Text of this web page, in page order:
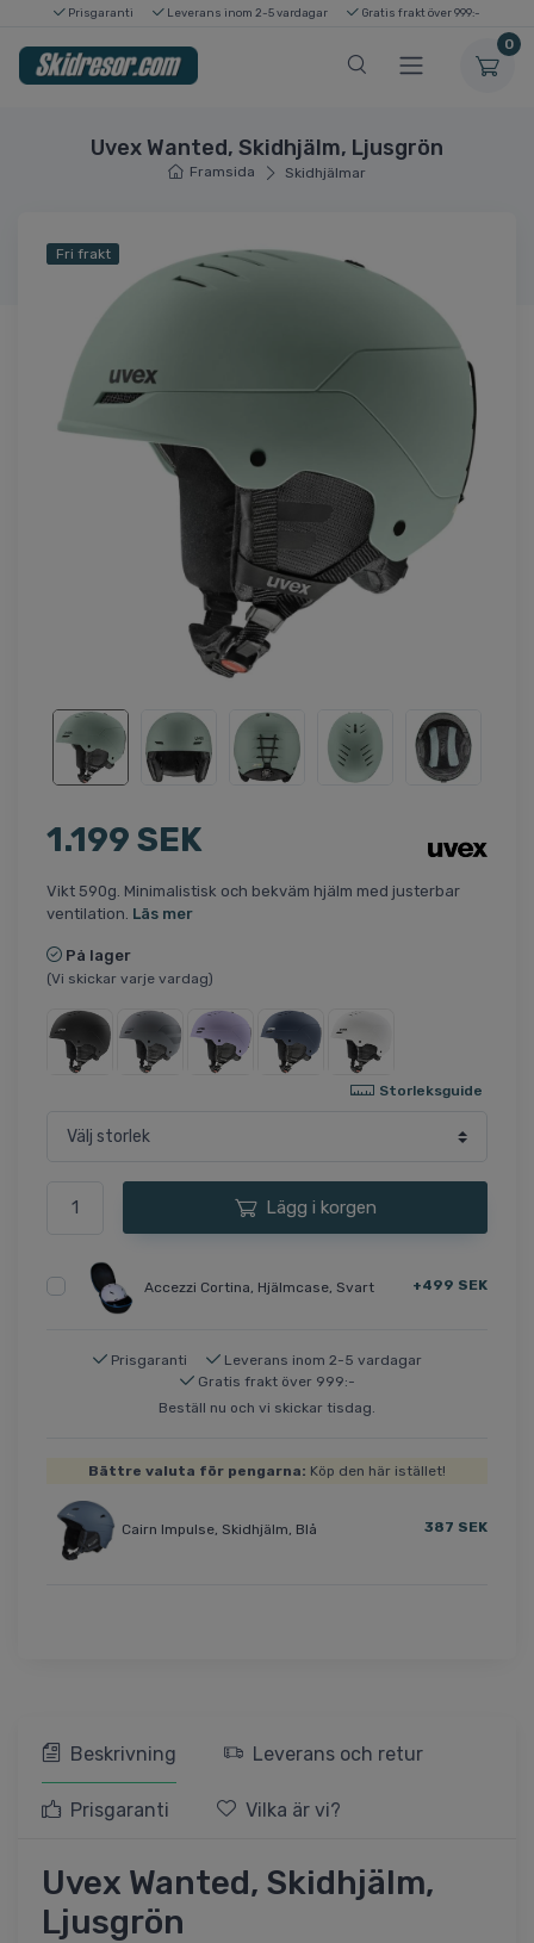
Prisgaranti Leverans inom 2-5 vardagar Gratis frakt över 999:-
0
Uvex Wanted, Skidhjälm, Ljusgrön
Framsida Skidhjälmar
Fri frakt
1.199 SEK
Vikt 590g. Minimalistisk och bekväm hjälm med justerbar
ventilation. Läs mer
På lager
(Vi skickar varje vardag)
Storleksguide
Lägg i korgen
Accezzi Cortina, Hjälmcase, Svart +499 SEK
Prisgaranti
Leverans inom 2-5 vardagar
Gratis frakt över 999:-
Beställ nu och vi skickar tisdag.
Bättre valuta för pengarna: Köp den här istället!
Cairn Impulse, Skidhjälm, Blå 387 SEK
Beskrivning Leverans och retur
Prisgaranti Vilka är vi?
Uvex Wanted, Skidhjälm,
Ljusgrön